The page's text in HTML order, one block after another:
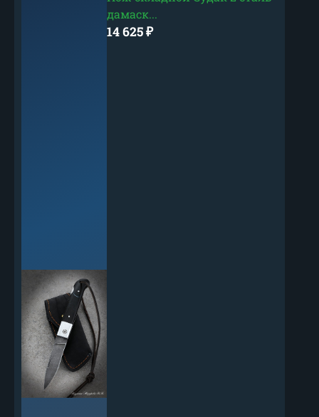
дамаск...
14 625₽